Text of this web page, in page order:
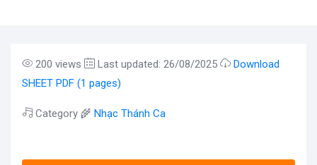
200 views Last updated: 26/08/2025
Download
SHEET PDF (1 pages)
Category 🌾 Nhạc Thánh Ca